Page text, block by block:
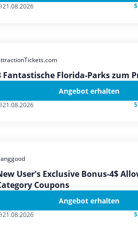
21.08.2026
Fantastische Florida-Parks zum
Angebot erhalten
21.08.2026
User's Exclusive Bonus-4$
Coupons
Angebot erhalten
21.08.2026